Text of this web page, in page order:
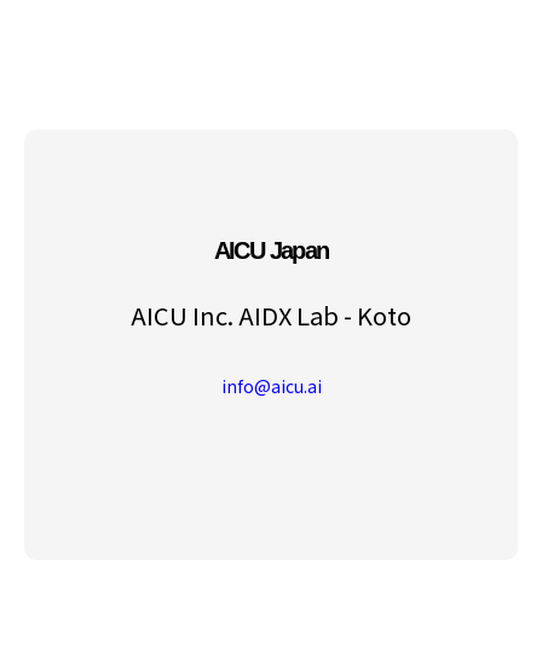
AICU Japan
AICU Inc. AIDX Lab - Koto
info@aicu.ai